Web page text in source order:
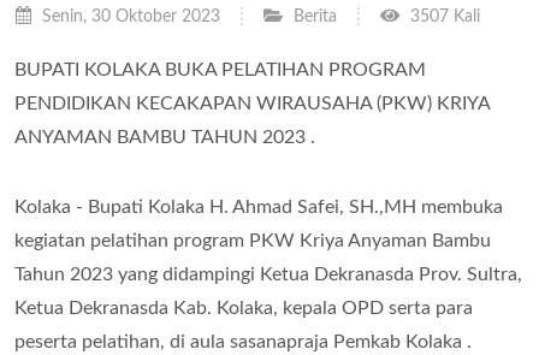
Senin, 30 Oktober 2023 Berita 3507 Kali
BUPATI KOLAKA BUKA PELATIHAN PROGRAM
PENDIDIKAN KECAKAPAN WIRAUSAHA (PKW) KRIYA
ANYAMAN BAMBU TAHUN 2023 .
Kolaka - Bupati Kolaka H. Ahmad Safei, SH.,MH membuka
kegiatan pelatihan program PKW Kriya Anyaman Bambu
Tahun 2023 yang didampingi Ketua Dekranasda Prov. Sultra,
Ketua Dekranasda Kab. Kolaka, kepala OPD serta para
peserta pelatihan, di aula sasanapraja Pemkab Kolaka .